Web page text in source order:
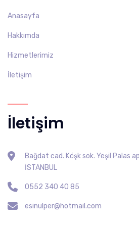
Anasayfa
Hakkımda
Hizmetlerimiz
İletişim
İletişim
Bağdat cad. Köşk sok. Yeşil Palas
İSTANBUL
0552 340 40 85
esinulper@hotmail.com